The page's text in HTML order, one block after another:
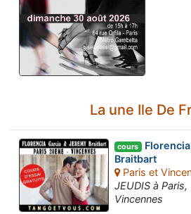
La une Ile De
cours Florencia
Braitbart
Paris et
JEUDIS à
Vincennes